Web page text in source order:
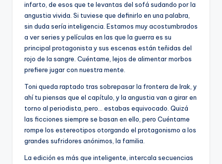
infarto, de esos que te levantas del sofá sudando por la
angustia vivida. Si tuviese que definirlo en una palabra,
sin duda sería inteligencia. Estamos muy acostumbrados
a ver series y películas en las que la guerra es su
principal protagonista y sus escenas están teñidas del
rojo de la sangre. Cuéntame, lejos de alimentar morbos
prefiere jugar con nuestra mente.
Toni queda raptado tras sobrepasar la frontera de Irak, y
ahí tu piensas que el capítulo, y la angustia van a girar en
torno al periodista, pero… estabas equivocado. Quizá
las ficciones siempre se basan en ello, pero Cuéntame
rompe los estereotipos otorgando el protagonismo a los
grandes sufridores anónimos, la familia.
La edición es más que inteligente, intercala secuencias